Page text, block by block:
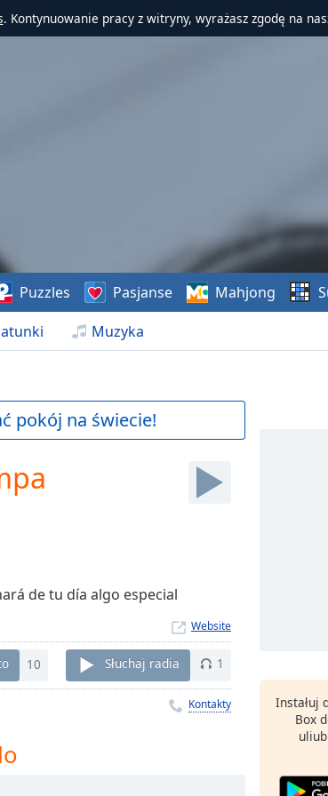
. Kontynuowanie pracy z witryny, wyrażasz zgodę na
Muzyka
Puzzles Pasjanse Mahjong
pokój na świecie!
de tu día algo especial
Website
10 Słuchaj radia 1
Kontakty Instałuj
Box